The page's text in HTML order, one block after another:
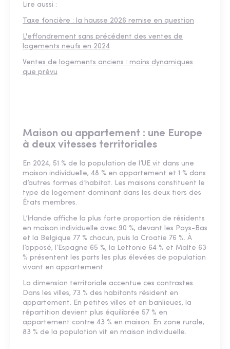
Lire aussi :
Taxe foncière : la hausse 2026 remise en question
L'effondrement sans précédent des ventes de
logements neufs en 2024
Ventes de logements anciens : moins dynamiques
que prévu
Maison ou appartement : une Europe
à deux vitesses territoriales
En 2024, 51 % de la population de l’UE vit dans une
maison individuelle, 48 % en appartement et 1 % dans
d’autres formes d’habitat. Les maisons constituent le
type de logement dominant dans les deux tiers des
États membres.
L’Irlande affiche la plus forte proportion de résidents
en maison individuelle avec 90 %, devant les Pays-Bas
et la Belgique 77 % chacun, puis la Croatie 76 %. À
l’opposé, l’Espagne 65 %, la Lettonie 64 % et Malte 63
% présentent les parts les plus élevées de population
vivant en appartement.
La dimension territoriale accentue ces contrastes.
Dans les villes, 73 % des habitants résident en
appartement. En petites villes et en banlieues, la
répartition devient plus équilibrée 57 % en
appartement contre 43 % en maison. En zone rurale,
83 % de la population vit en maison individuelle.